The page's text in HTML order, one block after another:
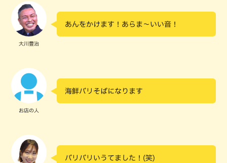
大川豊治
あんをかけます！あらま～いい音！
お店の人
海鮮バリそばになります
バリバリいうてました！(笑)